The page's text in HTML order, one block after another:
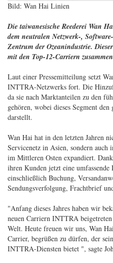
Bild: Wan Hai Linien
Die taiwanesische Reederei Wan
dem neutralen Netzwerk-,
Zentrum der Ozeanindustrie.
mit den Top-12-Carriern
Laut einer Pressemitteilung setzt
INTTRA-Netzwerks fort. Die
da sie nach Marktanteilen zu den
gehören, wobei dieses Segment
darstellt.
Wan Hai hat in den letzten Jahren
Servicenetz in Asien, sondern
im Mittleren Osten expandiert.
ihren Kunden jetzt eine umfassende
einschließlich Buchung,
Sendungsverfolgung, Frachtbrief
"Anfang dieses Jahres haben wir
neuen Carriern INTTRA
Welt. Heute freuen wir uns, Wan
Carrier, begrüßen zu dürfen, der
INTTRA-Diensten bietet ", sagte